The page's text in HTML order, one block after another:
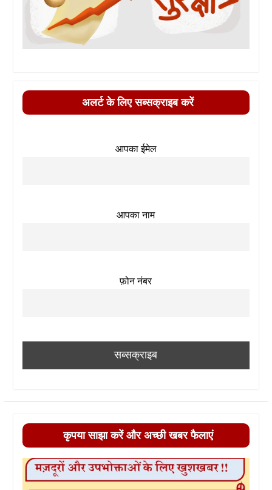
अलर्ट के लिए सब्सक्राइब करें
आपका ईमेल
आपका नाम
फ़ोन नंबर
कृपया साझा करें और अच्छी खबर फैलाएं